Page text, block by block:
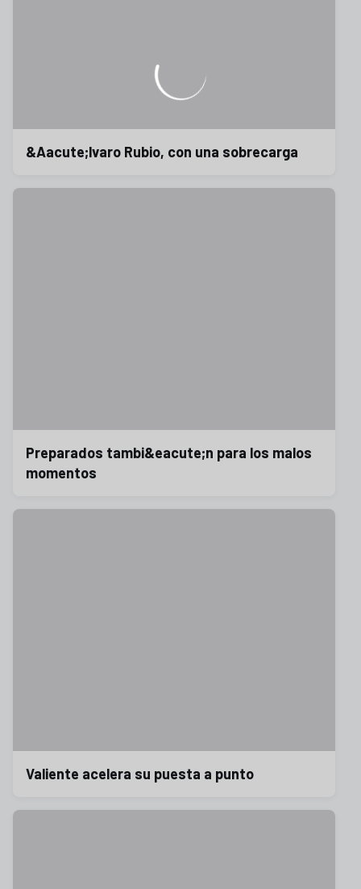
&Aacute;lvaro Rubio, con una sobrecarga
Preparados tambi&eacute;n para los malos
momentos
Valiente acelera su puesta a punto